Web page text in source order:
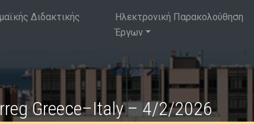
Διδακτικής
Ηλεκτρονική Παρακολούθηση
Έργων
Greece–Italy – 4/2/2026